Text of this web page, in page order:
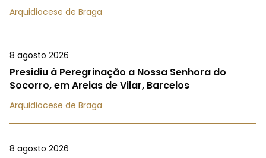
Arquidiocese de Braga
8 agosto 2026
Presidiu à Peregrinação a Nossa Senhora do
Socorro, em Areias de Vilar, Barcelos
Arquidiocese de Braga
8 agosto 2026